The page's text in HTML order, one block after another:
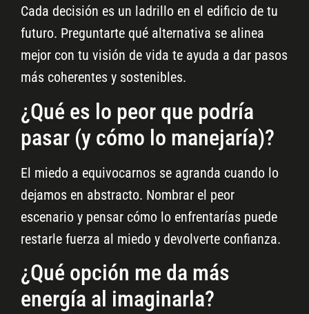
Cada decisión es un ladrillo en el edificio de tu
futuro. Preguntarte qué alternativa se alinea
mejor con tu visión de vida te ayuda a dar pasos
más coherentes y sostenibles.
¿Qué es lo peor que podría
pasar (y cómo lo manejaría)?
El miedo a equivocarnos se agranda cuando lo
dejamos en abstracto. Nombrar el peor
escenario y pensar cómo lo enfrentarías puede
restarle fuerza al miedo y devolverte confianza.
¿Qué opción me da más
energía al imaginarla?